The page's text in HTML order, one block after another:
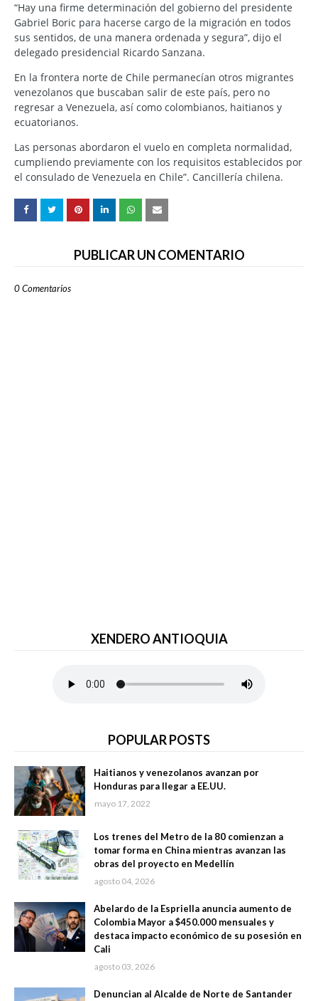
“Hay una firme determinación del gobierno del presidente
Gabriel Boric para hacerse cargo de la migración en todos
sus sentidos, de una manera ordenada y segura”, dijo el
delegado presidencial Ricardo Sanzana.
En la frontera norte de Chile permanecían otros migrantes
venezolanos que buscaban salir de este país, pero no
regresar a Venezuela, así como colombianos, haitianos y
ecuatorianos.
Las personas abordaron el vuelo en completa normalidad,
cumpliendo previamente con los requisitos establecidos por
el consulado de Venezuela en Chile”. Cancillería chilena.
PUBLICAR UN COMENTARIO
0 Comentarios
XENDERO ANTIOQUIA
POPULAR POSTS
Haitianos y venezolanos avanzan por
Honduras para llegar a EE.UU.
mayo 17, 2022
Los trenes del Metro de la 80 comienzan a
tomar forma en China mientras avanzan las
obras del proyecto en Medellín
agosto 04, 2026
Abelardo de la Espriella anuncia aumento de
Colombia Mayor a $450.000 mensuales y
destaca impacto económico de su posesión en
Cali
agosto 03, 2026
Denuncian al Alcalde de Norte de Santander